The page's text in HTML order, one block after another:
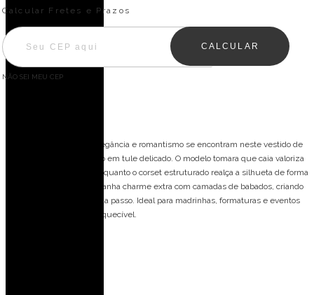
Entregas para o CEP:
Calcular Fretes e Prazos
CALCULAR
NÃO SEI MEU CEP
Vestido de festa longo, elegância e romantismo se encontram neste vestido de
festa longo, confeccionado em tule delicado. O modelo tomara que caia valoriza
o colo com sofisticação, enquanto o corset estruturado realça a silhueta de forma
impecável. A saia fluida ganha charme extra com camadas de babados, criando
movimento e leveza a cada passo. Ideal para madrinhas, formaturas e eventos
que pedem um look inesquecível.